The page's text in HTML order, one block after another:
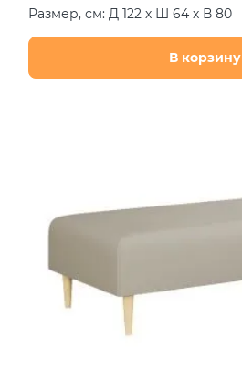
Размер, см: Д 122 х Ш 64 х В 80
В корзину